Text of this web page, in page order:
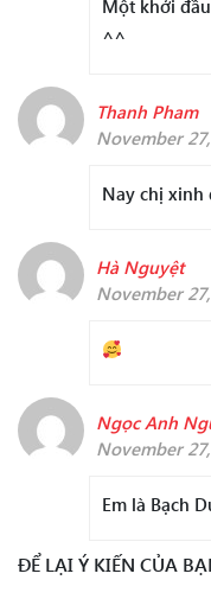
Một khởi
^^
Thanh Pham
November
Nay chị xinh
Hà Nguyệt
November
Ngọc Anh
November
Em là Bạch
ĐỂ LẠI Ý KIẾN CỦA